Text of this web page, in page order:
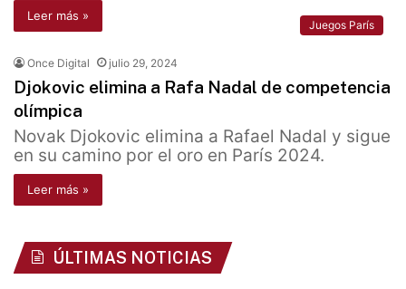
Leer más »
Juegos París
Once Digital julio 29, 2024
Djokovic elimina a Rafa Nadal de competencia
olímpica
Novak Djokovic elimina a Rafael Nadal y sigue
en su camino por el oro en París 2024.
Leer más »
ÚLTIMAS NOTICIAS